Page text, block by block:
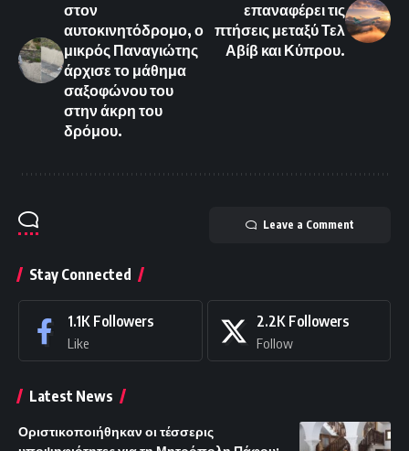
στον
αυτοκινητόδρομο, ο
μικρός Παναγιώτης
άρχισε το μάθημα
σαξοφώνου του
στην άκρη του
δρόμου.
επαναφέρει τις
πτήσεις μεταξύ Τελ
Αβίβ και Κύπρου.
Leave a Comment
Stay Connected
1.1K Followers
Like
2.2K Followers
Follow
Latest News
Οριστικοποιήθηκαν οι τέσσερις